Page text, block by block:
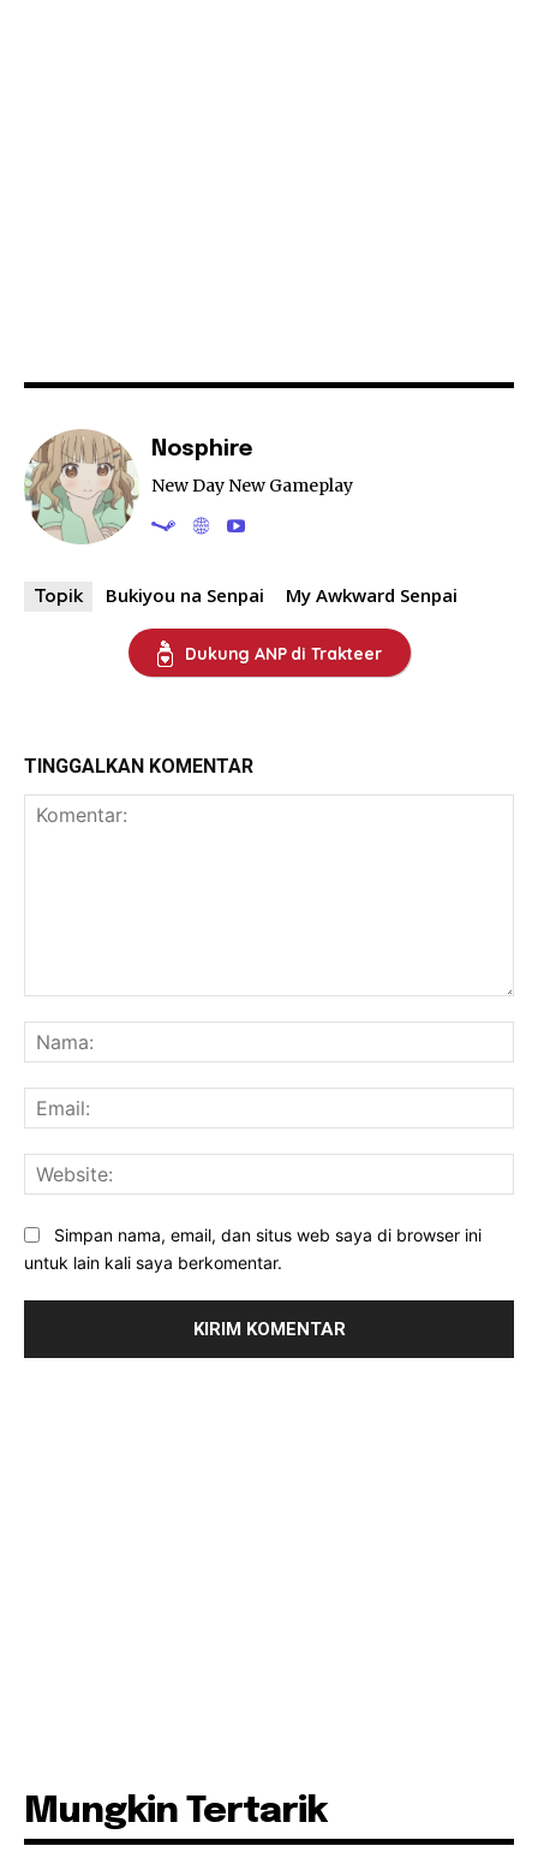
Nosphire
New Day New Gameplay
Topik Bukiyou na Senpai My Awkward Senpai
Dukung ANP di Trakteer
TINGGALKAN KOMENTAR
Simpan nama, email, dan situs web saya di browser ini
untuk lain kali saya berkomentar.
Mungkin Tertarik